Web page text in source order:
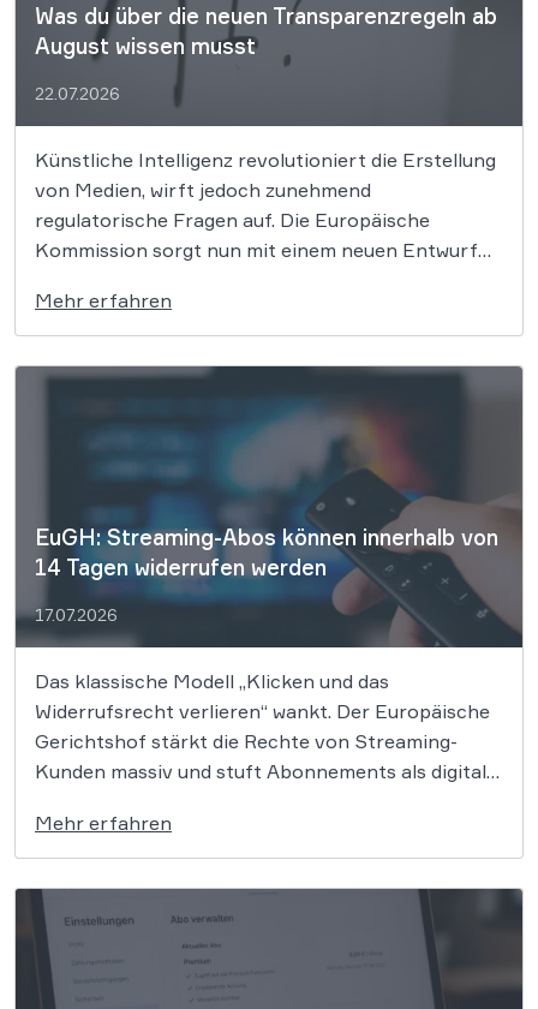
Was du über die neuen Transparenzregeln ab
August wissen musst
22.07.2026
Künstliche Intelligenz revolutioniert die Erstellung
von Medien, wirft jedoch zunehmend
regulatorische Fragen auf. Die Europäische
Kommission sorgt nun mit einem neuen Entwurf
berufliche Nutzung von KI-Systemen grundlegend
verändern werden. Wer fotorealistische Grafiken,
synthetische Stimmen oder KI-Texte geschäftlich
nutzt, muss sich ab dem 2. August 2026 […]
Mehr erfahren
EuGH: Streaming-Abos können innerhalb von
14 Tagen widerrufen werden
17.07.2026
Das klassische Modell „Klicken und das
Widerrufsrecht verlieren“ wankt. Der Europäische
Gerichtshof stärkt die Rechte von Streaming-
Kunden massiv und stuft Abonnements als digitale
Widerrufsrecht in vielen Fällen bestehen, selbst
wenn der Film bereits läuft. Der Europäische
Gerichtshof (EuGH) hat in einer
richtungsweisenden Entscheidung klargestellt, […]
Mehr erfahren